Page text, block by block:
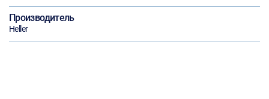
Производитель
Heller